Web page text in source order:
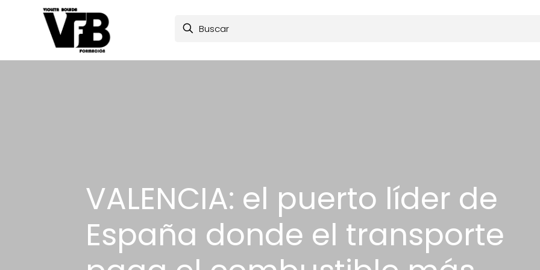
VALENCIA: el puerto líder de
España donde el transporte